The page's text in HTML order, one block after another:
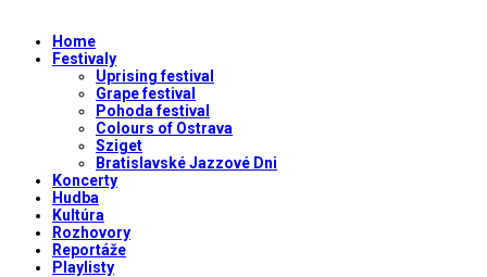
Home
Festivaly
Uprising festival
Grape festival
Pohoda festival
Colours of Ostrava
Sziget
Bratislavské Jazzové Dni
Koncerty
Hudba
Kultúra
Rozhovory
Reportáže
Playlisty